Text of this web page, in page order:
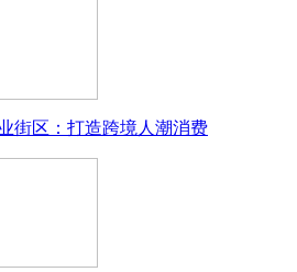
街区：打造跨境人潮消费